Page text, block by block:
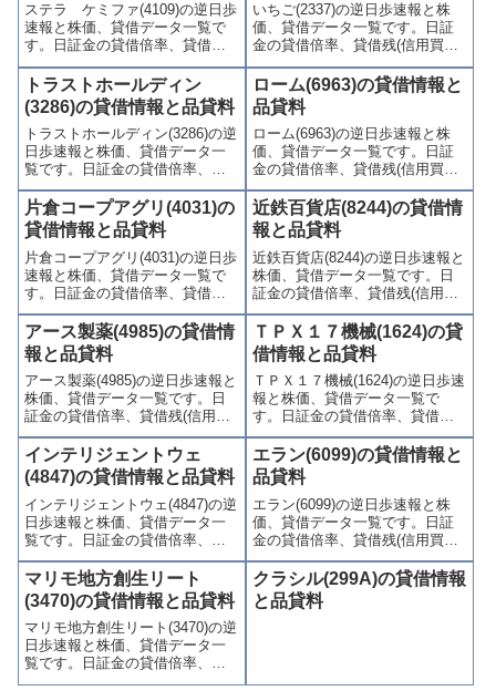
ステラ ケミファ(4109)の逆日歩
速報と株価、貸借データ一覧で
す。日証金の貸借倍率、貸借残
(信用買残、信用売残)、品貸料
(逆日歩)、東証の週末残高、規制
(注意喚起・申込停止)など、空売
り関連情報を集計し、図解でわ
かりやすくまとめて掲載してい
ます。
いちご(2337)の逆日歩速報と株
価、貸借データ一覧です。日証
金の貸借倍率、貸借残(信用買
残、信用売残)、品貸料(逆日
歩)、東証の週末残高、規制(注意
喚起・申込停止)など、空売り関
連情報を集計し、図解でわかり
やすくまとめて掲載していま
す。
トラストホールディン
(3286)の貸借情報と品貸料
トラストホールディン(3286)の逆
日歩速報と株価、貸借データ一
覧です。日証金の貸借倍率、貸
借残(信用買残、信用売残)、品貸
料(逆日歩)、東証の週末残高、規
制(注意喚起・申込停止)など、空
売り関連情報を集計し、図解で
わかりやすくまとめて掲載して
います。
ローム(6963)の貸借情報と
品貸料
ローム(6963)の逆日歩速報と株
価、貸借データ一覧です。日証
金の貸借倍率、貸借残(信用買
残、信用売残)、品貸料(逆日
歩)、東証の週末残高、規制(注意
喚起・申込停止)など、空売り関
連情報を集計し、図解でわかり
やすくまとめて掲載していま
す。
片倉コープアグリ(4031)の
貸借情報と品貸料
片倉コープアグリ(4031)の逆日歩
速報と株価、貸借データ一覧で
す。日証金の貸借倍率、貸借残
(信用買残、信用売残)、品貸料
(逆日歩)、東証の週末残高、規制
(注意喚起・申込停止)など、空売
り関連情報を集計し、図解でわ
かりやすくまとめて掲載してい
ます。
近鉄百貨店(8244)の貸借情
報と品貸料
近鉄百貨店(8244)の逆日歩速報と
株価、貸借データ一覧です。日
証金の貸借倍率、貸借残(信用買
残、信用売残)、品貸料(逆日
歩)、東証の週末残高、規制(注意
喚起・申込停止)など、空売り関
連情報を集計し、図解でわかり
やすくまとめて掲載していま
す。
アース製薬(4985)の貸借情
報と品貸料
アース製薬(4985)の逆日歩速報と
株価、貸借データ一覧です。日
証金の貸借倍率、貸借残(信用買
残、信用売残)、品貸料(逆日
歩)、東証の週末残高、規制(注意
喚起・申込停止)など、空売り関
連情報を集計し、図解でわかり
やすくまとめて掲載していま
す。
ＴＰＸ１７機械(1624)の貸
借情報と品貸料
ＴＰＸ１７機械(1624)の逆日歩速
報と株価、貸借データ一覧で
す。日証金の貸借倍率、貸借残
(信用買残、信用売残)、品貸料
(逆日歩)、東証の週末残高、規制
(注意喚起・申込停止)など、空売
り関連情報を集計し、図解でわ
かりやすくまとめて掲載してい
ます。
インテリジェントウェ
(4847)の貸借情報と品貸料
インテリジェントウェ(4847)の逆
日歩速報と株価、貸借データ一
覧です。日証金の貸借倍率、貸
借残(信用買残、信用売残)、品貸
料(逆日歩)、東証の週末残高、規
制(注意喚起・申込停止)など、空
売り関連情報を集計し、図解で
わかりやすくまとめて掲載して
います。
エラン(6099)の貸借情報と
品貸料
エラン(6099)の逆日歩速報と株
価、貸借データ一覧です。日証
金の貸借倍率、貸借残(信用買
残、信用売残)、品貸料(逆日
歩)、東証の週末残高、規制(注意
喚起・申込停止)など、空売り関
連情報を集計し、図解でわかり
マリモ地方創生リート
(3470)の貸借情報と品貸料
マリモ地方創生リート(3470)の逆
日歩速報と株価、貸借データ一
覧です。日証金の貸借倍率、貸
借残(信用買残、信用売残)、品貸
クラシル(299A)の貸借情報
と品貸料